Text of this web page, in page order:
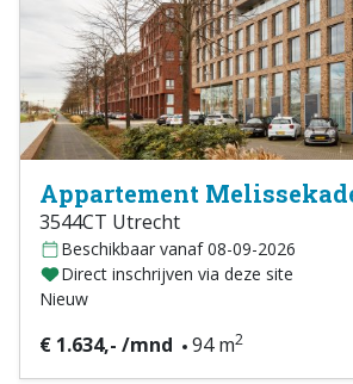
Appartement
3544CT Utrecht
Beschikbaar vanaf 08-09-2026
Direct inschrijven via deze site
Nieuw
€ 1.634,- /mnd 94 m2